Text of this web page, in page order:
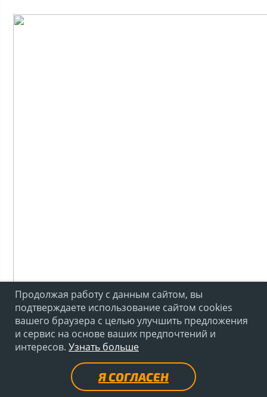
Продолжая работу с данным сайтом, вы
подтверждаете использование сайтом cookies
вашего браузера с целью улучшить предложения
и сервис на основе ваших предпочтений и
интересов. Узнать больше
Я СОГЛАСЕН